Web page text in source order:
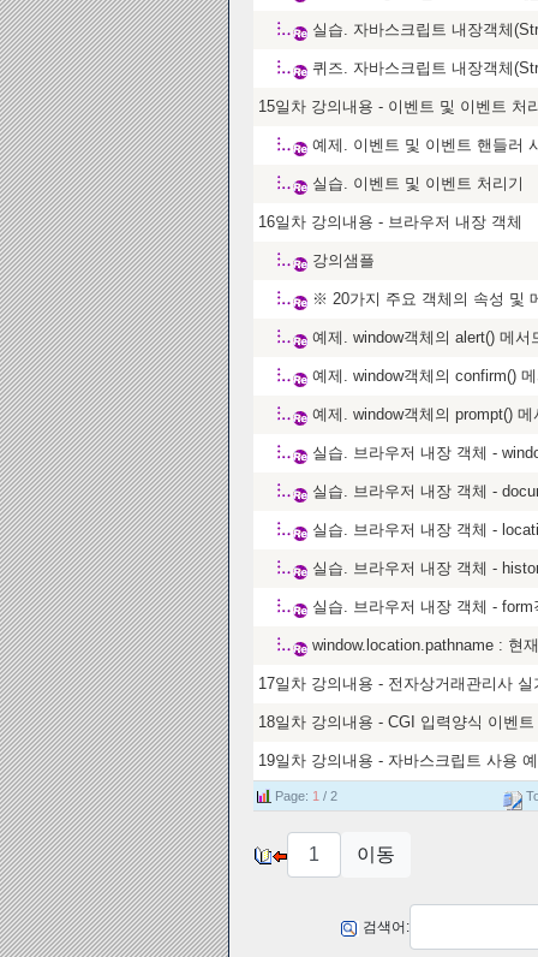
실습. 자바스크립트 내장객체
퀴즈. 자바스크립트 내장객체
15일차 강의내용 - 이벤트 및 이벤트 처
예제. 이벤트 및 이벤트 핸들러
실습. 이벤트 및 이벤트 처리기
16일차 강의내용 - 브라우저 내장 객체
강의샘플
※ 20가지 주요 객체의 속성 및
예제. window객체의 alert() 메서
예제. window객체의 confirm()
예제. window객체의 prompt() 메
실습. 브라우저 내장 객체 -
실습. 브라우저 내장 객체 -
실습. 브라우저 내장 객체 -
실습. 브라우저 내장 객체 -
실습. 브라우저 내장 객체 -
window.location.pathname : 현
17일차 강의내용 - 전자상거래관리사
18일차 강의내용 - CGI 입력양식 이벤
19일차 강의내용 - 자바스크립트 사용
Page: 1 / 2
검색어: